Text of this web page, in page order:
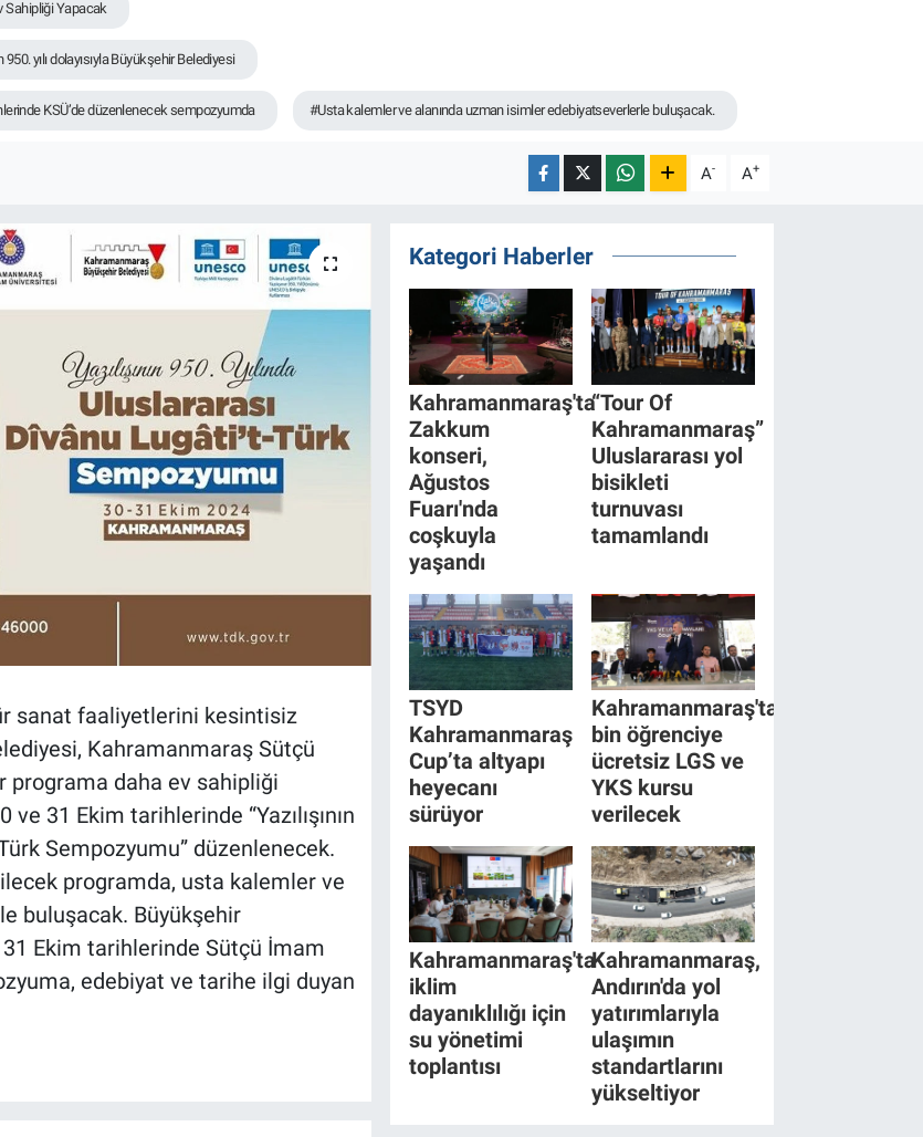
Sahipliği Yapacak
yılı dolayısıyla Büyükşehir Belediyesi
KSÜ’de düzenlenecek sempozyumda #Usta kalemler ve alanında uzman isimler edebiyatseverlerle buluşacak.
A- A+
sanat faaliyetlerini kesintisiz
Kahramanmaraş Sütçü
programa daha ev sahipliği
31 Ekim tarihlerinde “Yazılışının
Sempozyumu” düzenlenecek.
programda, usta kalemler ve
buluşacak. Büyükşehir
31 Ekim tarihlerinde Sütçü İmam
edebiyat ve tarihe ilgi duyan
Kategori Haberler
Kahramanmaraş'ta
Zakkum
konseri,
Ağustos
Fuarı'nda
coşkuyla
yaşandı
“Tour Of
Kahramanmaraş”
Uluslararası yol
bisikleti
turnuvası
tamamlandı
TSYD
Kahramanmaraş
Cup’ta altyapı
heyecanı
sürüyor
Kahramanmaraş'ta
bin öğrenciye
ücretsiz LGS ve
YKS kursu
verilecek
Kahramanmaraş'ta
iklim
dayanıklılığı için
su yönetimi
toplantısı
Kahramanmaraş,
Andırın'da yol
yatırımlarıyla
ulaşımın
standartlarını
yükseltiyor